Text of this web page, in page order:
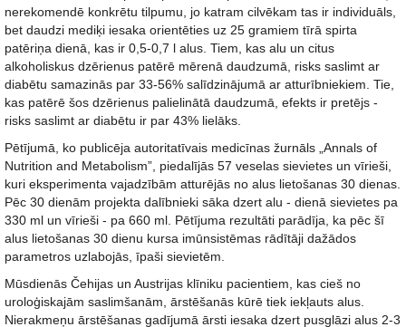
nerekomendē konkrētu tilpumu, jo katram cilvēkam tas ir individuāls,
bet daudzi mediķi iesaka orientēties uz 25 gramiem tīrā spirta
patēriņa dienā, kas ir 0,5-0,7 l alus. Tiem, kas alu un citus
alkoholiskus dzērienus patērē mērenā daudzumā, risks saslimt ar
diabētu samazinās par 33-56% salīdzinājumā ar atturībniekiem. Tie,
kas patērē šos dzērienus palielinātā daudzumā, efekts ir pretējs -
risks saslimt ar diabētu ir par 43% lielāks.
Pētījumā, ko publicēja autoritatīvais medicīnas žurnāls „Annals of
Nutrition and Metabolism”, piedalījās 57 veselas sievietes un vīrieši,
kuri eksperimenta vajadzībām atturējās no alus lietošanas 30 dienas.
Pēc 30 dienām projekta dalībnieki sāka dzert alu - dienā sievietes pa
330 ml un vīrieši - pa 660 ml. Pētījuma rezultāti parādīja, ka pēc šī
alus lietošanas 30 dienu kursa imūnsistēmas rādītāji dažādos
parametros uzlabojās, īpaši sievietēm.
Mūsdienās Čehijas un Austrijas klīniku pacientiem, kas cieš no
uroloģiskajām saslimšanām, ārstēšanās kūrē tiek iekļauts alus.
Nierakmeņu ārstēšanas gadījumā ārsti iesaka dzert pusglāzi alus 2-3